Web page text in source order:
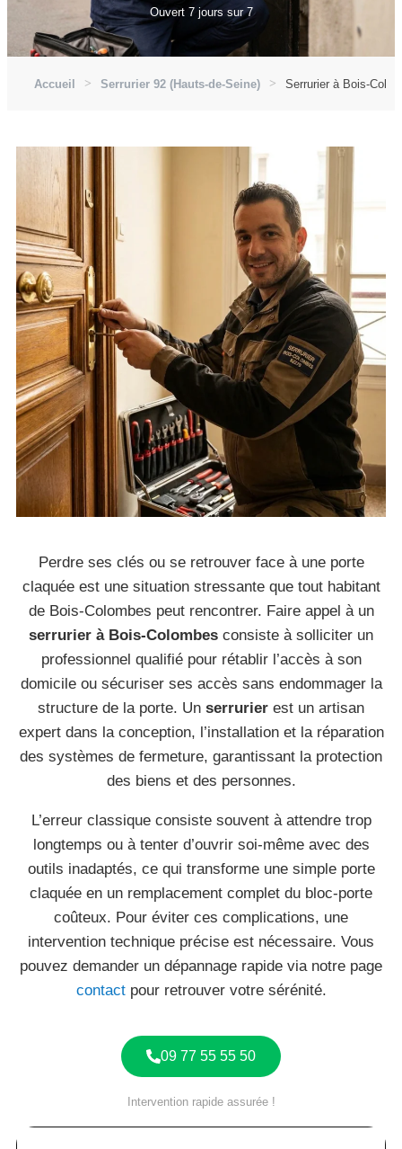
Ouvert 7 jours sur 7
Accueil Serrurier 92 (Hauts-de-Seine) Serrurier à Bois-
Perdre ses clés ou se retrouver face à une porte
claquée est une situation stressante que tout habitant
de Bois-Colombes peut rencontrer. Faire appel à un
serrurier à Bois-Colombes consiste à solliciter un
professionnel qualifié pour rétablir l’accès à son
domicile ou sécuriser ses accès sans endommager la
structure de la porte. Un serrurier est un artisan
expert dans la conception, l’installation et la réparation
des systèmes de fermeture, garantissant la protection
des biens et des personnes.
L’erreur classique consiste souvent à attendre trop
longtemps ou à tenter d’ouvrir soi-même avec des
outils inadaptés, ce qui transforme une simple porte
claquée en un remplacement complet du bloc-porte
coûteux. Pour éviter ces complications, une
intervention technique précise est nécessaire. Vous
pouvez demander un dépannage rapide via notre page
contactpour retrouver votre sérénité.
09 77 55 55 50
Intervention rapide assurée !